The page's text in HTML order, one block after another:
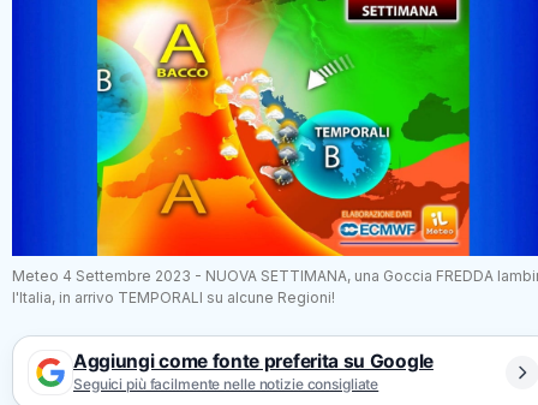
Meteo 4 Settembre 2023 - NUOVA SETTIMANA, una Goccia FREDDA
l'Italia, in arrivo TEMPORALI su alcune Regioni!
Aggiungi come fonte preferita su Google
Seguici più facilmente nelle notizie consigliate